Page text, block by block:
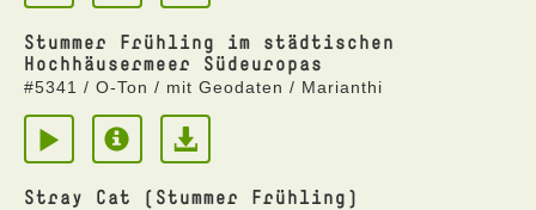
Stummer Frühling im städtischen
Hochhäusermeer Südeuropas
#5341 / O-Ton / mit Geodaten / Marianthi
Stray Cat (Stummer Frühling)